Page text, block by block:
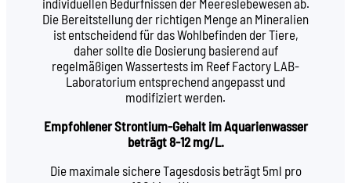
individuellen Bedürfnissen der Meereslebewesen ab.
Die Bereitstellung der richtigen Menge an Mineralien
ist entscheidend für das Wohlbefinden der Tiere,
daher sollte die Dosierung basierend auf
regelmäßigen Wassertests im Reef Factory LAB-
Laboratorium entsprechend angepasst und
modifiziert werden.
Empfohlener Strontium-Gehalt im Aquarienwasser
beträgt 8-12 mg/L.
Die maximale sichere Tagesdosis beträgt 5ml pro